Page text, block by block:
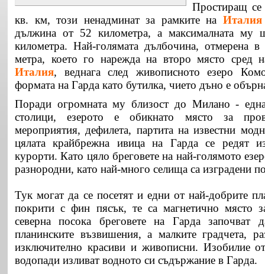
Простиращ
кв. км, този ненадминат за рамките на Италия
дължина от 52 километра, а максималната му
километра. Най-голямата дълбочина, отмерена
метра, което го нарежда на второ място сред
Италия, веднага след живописното езеро
формата на Гарда като бутилка, чието дъно е
Поради огромната му близост до Милано -
столици, езерото е обикнато място за
мероприятия, дефилета, партита на известни
цялата крайбрежна ивица на Гарда се редят
курорти. Като цяло бреговете на най-голямото
разнородни, като най-много селища са изградени
Тук могат да се посетят и едни от най-добрите
покрити с фин пясък, те са магнетично място
северна посока бреговете на Гарда започват
планинските възвишения, а малките градчета,
изключително красиви и живописни. Изобилие
водопади изливат водното си съдържание в Гарда.